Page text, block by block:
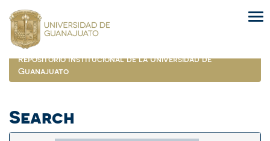
navigation
Repositorio Institucional de la Universidad de
Guanajuato
Search